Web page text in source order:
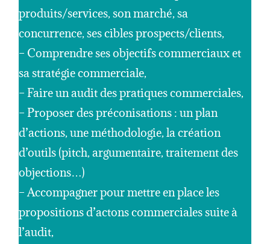
produits/services, son marché, sa
concurrence, ses cibles prospects/clients,
– Comprendre ses objectifs commerciaux et
sa stratégie commerciale,
– Faire un audit des pratiques commerciales,
– Proposer des préconisations : un plan
d’actions, une méthodologie, la création
d’outils (pitch, argumentaire, traitement des
objections…)
– Accompagner pour mettre en place les
propositions d’actons commerciales suite à
l’audit,